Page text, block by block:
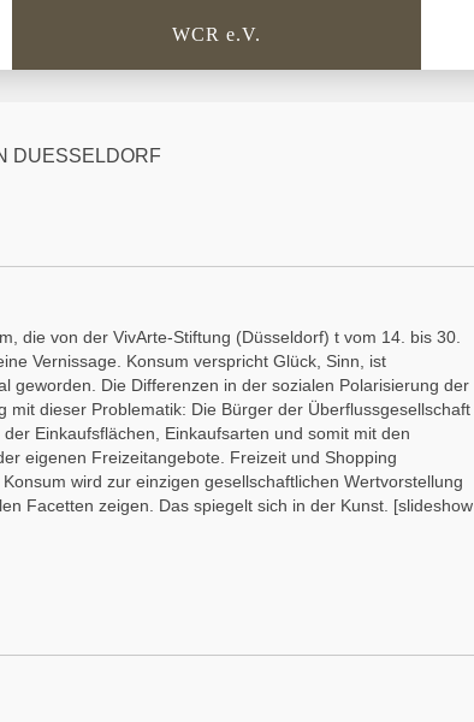
WCR e.V.
DUESSELDORF
die von der VivArte-Stiftung (Düsseldorf) t vom 14. bis 30.
Vernissage. Konsum verspricht Glück, Sinn, ist
geworden. Die Differenzen in der sozialen Polarisierung der
dieser Problematik: Die Bürger der Überflussgesellschaft
Einkaufsflächen, Einkaufsarten und somit mit den
eigenen Freizeitangebote. Freizeit und Shopping
wird zur einzigen gesellschaftlichen Wertvorstellung
Facetten zeigen. Das spiegelt sich in der Kunst. [slideshow